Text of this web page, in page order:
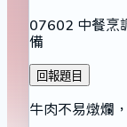
07602 中餐烹
備
回報題目
牛肉不易燉爛